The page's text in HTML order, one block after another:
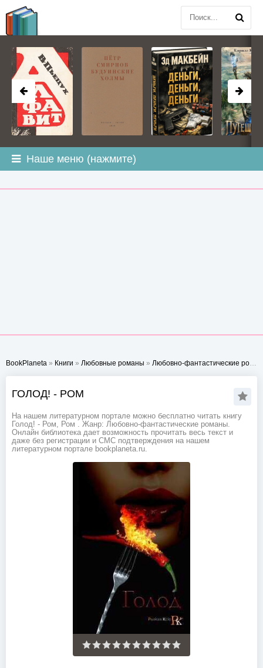
Наше меню (нажмите)
BookPlaneta » Книги » Любовные романы » Любовно-фантастические романы
ГОЛОД! - РОМ
На нашем литературном портале можно бесплатно читать книгу
Голод! - Ром, Ром . Жанр: Любовно-фантастические романы.
Онлайн библиотека дает возможность прочитать весь текст и
даже без регистрации и СМС подтверждения на нашем
литературном портале bookplaneta.ru.
BOOKPLANETA.COM